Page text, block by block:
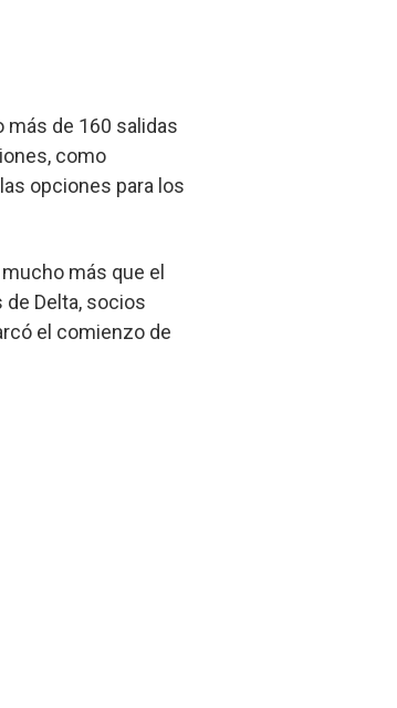
más de 160 salidas
como
opciones para los
más que el
Delta, socios
el comienzo de